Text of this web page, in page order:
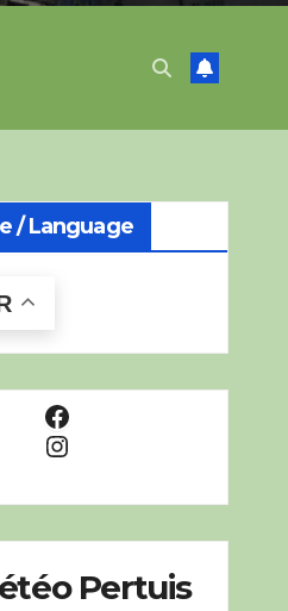
/ Language
Facebook
Instagram
Pertuis